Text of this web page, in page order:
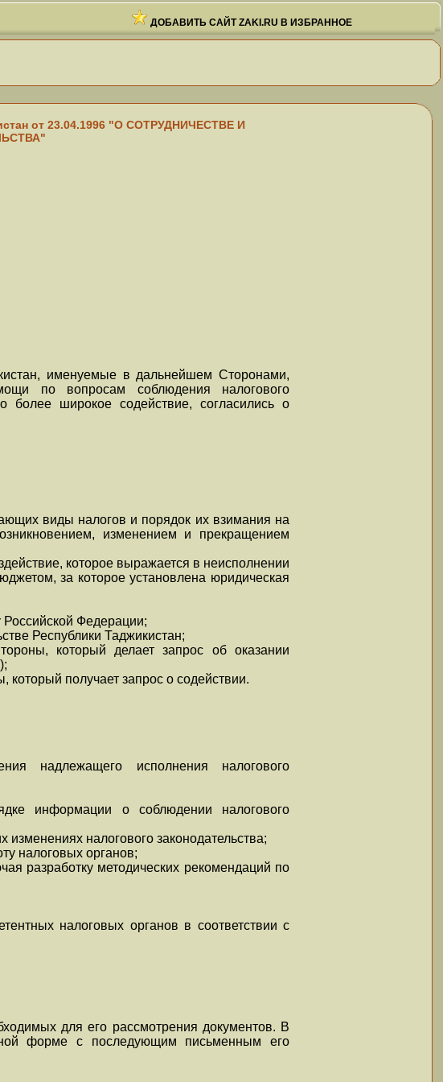
ДОБАВИТЬ САЙТ ZAKI.RU В ИЗБРАННОЕ
от 23.04.1996 "О СОТРУДНИЧЕСТВЕ И
именуемые в дальнейшем Сторонами,
по вопросам соблюдения налогового
более широкое содействие, согласились о
виды налогов и порядок их взимания на
изменением и прекращением
которое выражается в неисполнении
за которое установлена юридическая
Федерации;
Республики Таджикистан;
который делает запрос об оказании
получает запрос о содействии.
надлежащего исполнения налогового
информации о соблюдении налогового
налогового законодательства;
налоговых органов;
разработку методических рекомендаций по
налоговых органов в соответствии с
для его рассмотрения документов. В
форме с последующим письменным его